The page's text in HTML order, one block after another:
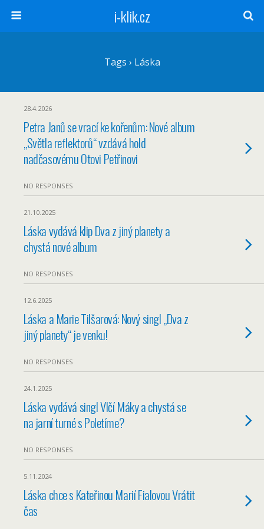
i-klik.cz
Tags › Láska
28.4.2026
Petra Janů se vrací ke kořenům: Nové album
„Světla reflektorů“ vzdává hold
nadčasovému Otovi Petřinovi
NO RESPONSES
21.10.2025
Láska vydává klip Dva z jiný planety a
chystá nové album
NO RESPONSES
12.6.2025
Láska a Marie Tilšarová: Nový singl „Dva z
jiný planety“ je venku!
NO RESPONSES
24.1.2025
Láska vydává singl Vlčí Máky a chystá se
na jarní turné s Poletíme?
NO RESPONSES
5.11.2024
Láska chce s Kateřinou Marií Fialovou Vrátit
čas